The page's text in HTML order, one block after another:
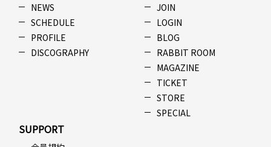
NEWS
SCHEDULE
PROFILE
DISCOGRAPHY
JOIN
LOGIN
BLOG
RABBIT ROOM
MAGAZINE
TICKET
STORE
SPECIAL
SUPPORT